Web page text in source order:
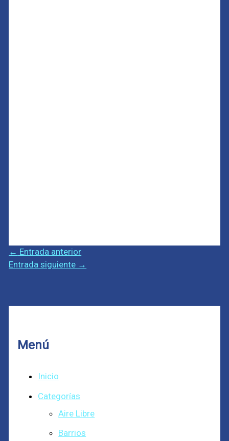
← Entrada anterior
Entrada siguiente →
Menú
Inicio
Categorías
Aire Libre
Barrios